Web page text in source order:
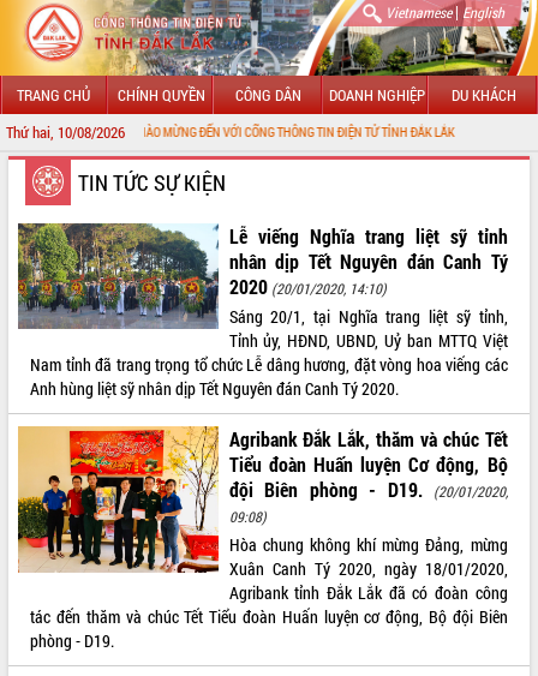
Vietnamese| English
TRANG CHỦ CHÍNH QUYỀN CÔNG DÂN DOANH NGHIỆP DU KHÁCH
Thứ hai, 10/08/2026
CHÀO MỪNG ĐẾN VỚI CỔNG THÔNG TIN ĐIỆN TỬ TỈNH ĐẮK LẮK
GIỚI THIỆU
LÃNH ĐẠO UBND TỈNH
TIN TỨC SỰ KIỆN
SỞ, BAN, NGÀNH
UBND CÁC XÃ, PHƯỜNG
THÔNG TIN CHỈ ĐẠO ĐIỀU HÀNH
HỆ THỐNG VĂN BẢN
VĂN BẢN HĐND TỈNH
ĐIỂM TIN VĂN BẢN
QUY HOẠCH - KẾ HOẠCH
TIN TỨC SỰ KIỆN
Lễ viếng Nghĩa trang liệt sỹ tỉnh
nhân dịp Tết Nguyên đán Canh Tý
2020 (20/01/2020, 14:10)
Sáng 20/1, tại Nghĩa trang liệt sỹ tỉnh,
Tỉnh ủy, HĐND, UBND, Uỷ ban MTTQ Việt
Nam tỉnh đã trang trọng tổ chức Lễ dâng hương, đặt vòng hoa viếng các
Anh hùng liệt sỹ nhân dịp Tết Nguyên đán Canh Tý 2020.
Agribank Đắk Lắk, thăm và chúc Tết
Tiểu đoàn Huấn luyện Cơ động, Bộ
đội Biên phòng - D19.
(20/01/2020,
09:08)
Hòa chung không khí mừng Đảng, mừng
Xuân Canh Tý 2020, ngày 18/01/2020,
Agribank tỉnh Đắk Lắk đã có đoàn công
tác đến thăm và chúc Tết Tiểu đoàn Huấn luyện cơ động, Bộ đội Biên
phòng - D19.